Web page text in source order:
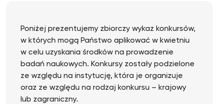
Poniżej prezentujemy zbiorczy wykaz konkursów,
w których mogą Państwo aplikować w kwietniu
w celu uzyskania środków na prowadzenie
badań naukowych. Konkursy zostały podzielone
ze względu na instytucję, która je organizuje
oraz ze względu na rodzaj konkursu – krajowy
lub zagraniczny.